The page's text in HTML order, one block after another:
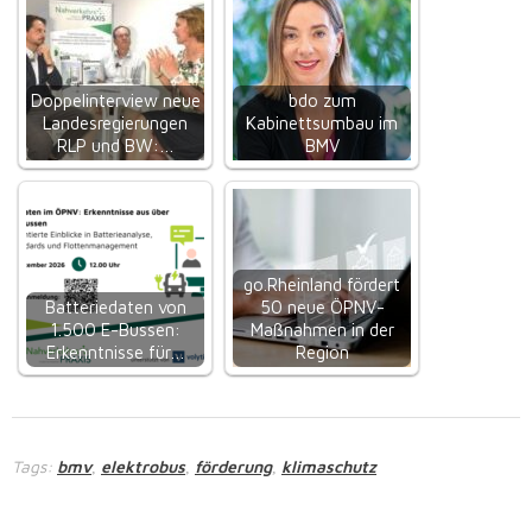
Doppelinterview neue
Landesregierungen
RLP und BW:…
bdo zum
Kabinettsumbau im
BMV
Batteriedaten von
1.500 E-Bussen:
Erkenntnisse für…
go.Rheinland fördert
50 neue ÖPNV-
Maßnahmen in der
Region
Tags: bmv, elektrobus, förderung, klimaschutz